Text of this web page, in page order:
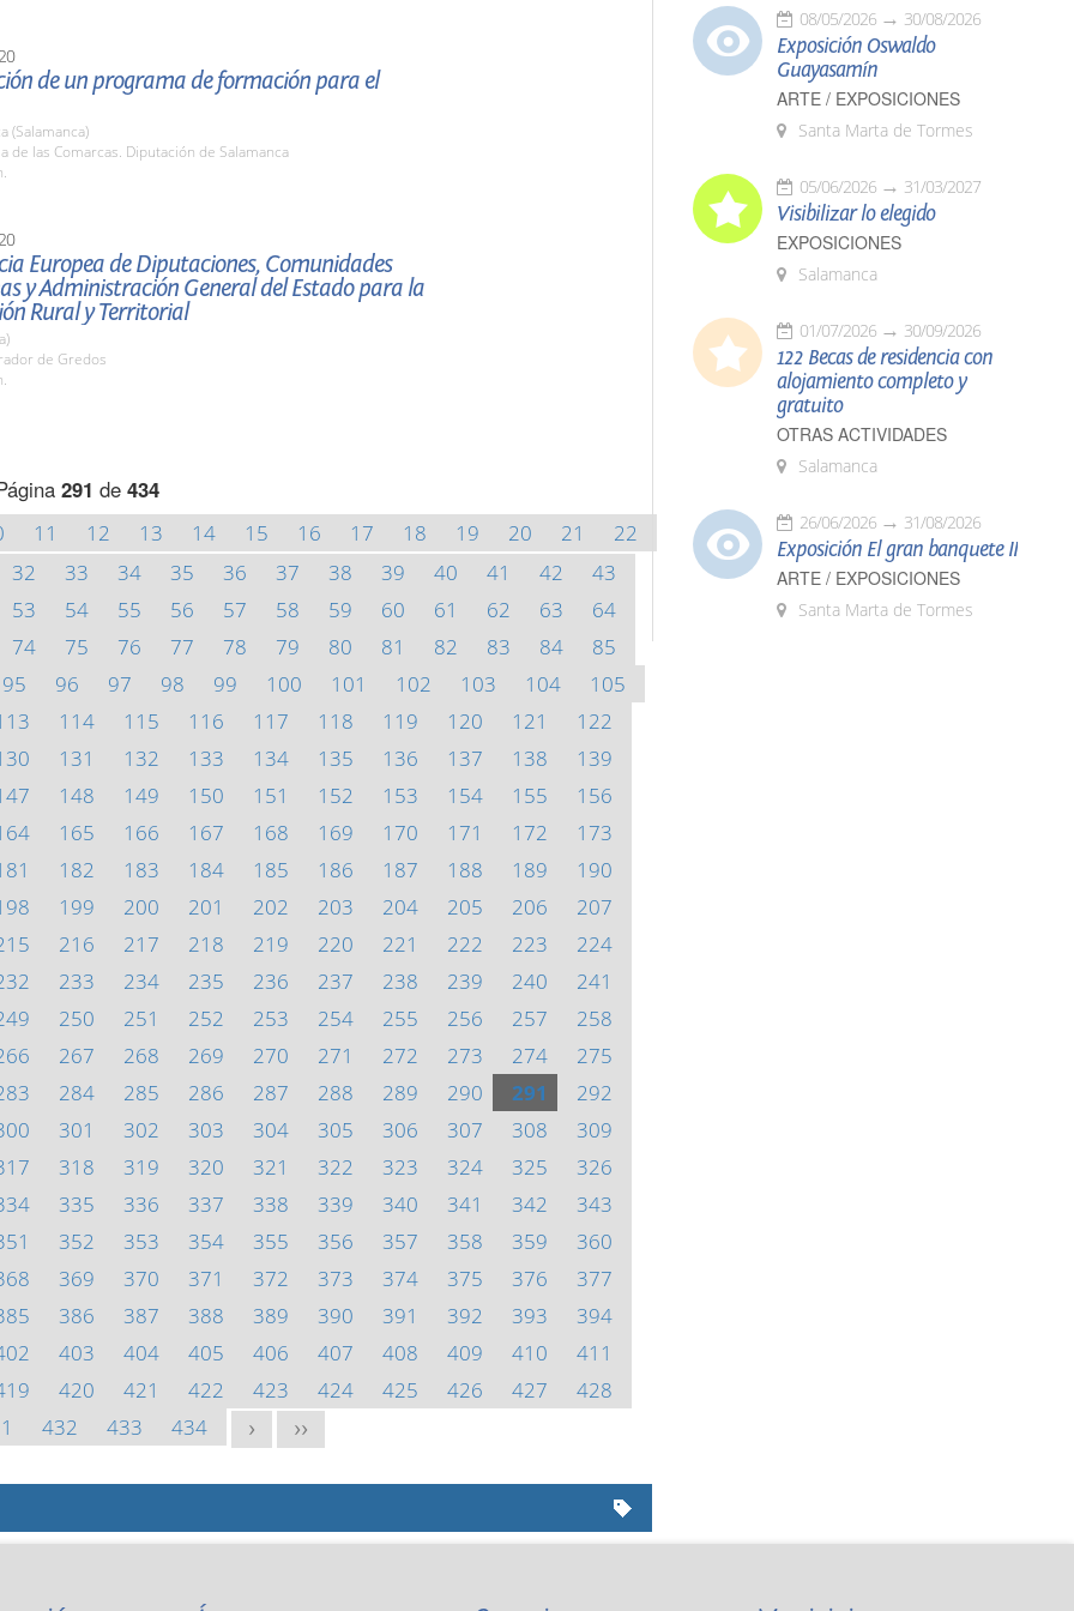
de un programa de formación para el
(Salamanca)
de las Comarcas. Diputación de Salamanca
Europea de Diputaciones, Comunidades
y Administración General del Estado para la
Rural y Territorial
de Gredos
291 de 434
11 12 13 14 15 16 17 18 19 20 21
22
32
33 34 35 36 37 38 39 40 41 42
43
53
54 55 56 57 58 59 60 61 62 63
64
74
75 76 77 78 79 80 81 82 83 84
85
95
96 97 98 99 100 101 102 103 104
105
114 115 116 117 118 119 120 121
122
131 132 133 134 135 136 137 138
139
148 149 150 151 152 153 154 155
156
165 166 167 168 169 170 171 172
173
182 183 184 185 186 187 188 189
190
199 200 201 202 203 204 205 206
207
216 217 218 219 220 221 222 223
224
233 234 235 236 237 238 239 240
241
250 251 252 253 254 255 256 257
258
267 268 269 270 271 272 273 274
275
284 285 286 287 288 289 290 291
292
301 302 303 304 305 306 307 308
309
318 319 320 321 322 323 324 325
326
335 336 337 338 339 340 341 342
343
352 353 354 355 356 357 358 359
360
369 370 371 372 373 374 375 376
377
386 387 388 389 390 391 392 393
394
403 404 405 406 407 408 409 410
411
420 421 422 423 424 425 426 427
428
432 433 434 > >>
08/05/2026 30/08/2026
Exposición Oswaldo
Guayasamín
ARTE / EXPOSICIONES
Santa Marta de Tormes
05/06/2026 31/03/2027
Visibilizar lo elegido
EXPOSICIONES
Salamanca
01/07/2026 30/09/2026
122 Becas de residencia con
alojamiento completo y
gratuito
OTRAS ACTIVIDADES
Salamanca
26/06/2026 31/08/2026
Exposición El gran banquete II
ARTE / EXPOSICIONES
Santa Marta de Tormes